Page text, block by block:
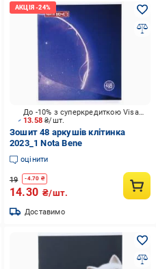
13.58₴/шт.
До -10% з суперкредиткою Visa Вигода
Зошит 48 аркушів клітинка
2023_1 Nota Bene
оцінити
19 -4.70 ₴
14.30 ₴/шт.
Доставимо